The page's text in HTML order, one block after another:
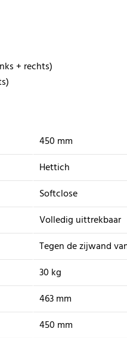
+ rechts)
450 mm
Hettich
Softclose
Volledig uittrekbaar
Tegen de zijwand
30 kg
463 mm
450 mm